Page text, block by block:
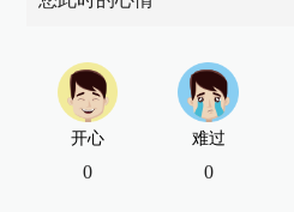
开心
0
难过
0